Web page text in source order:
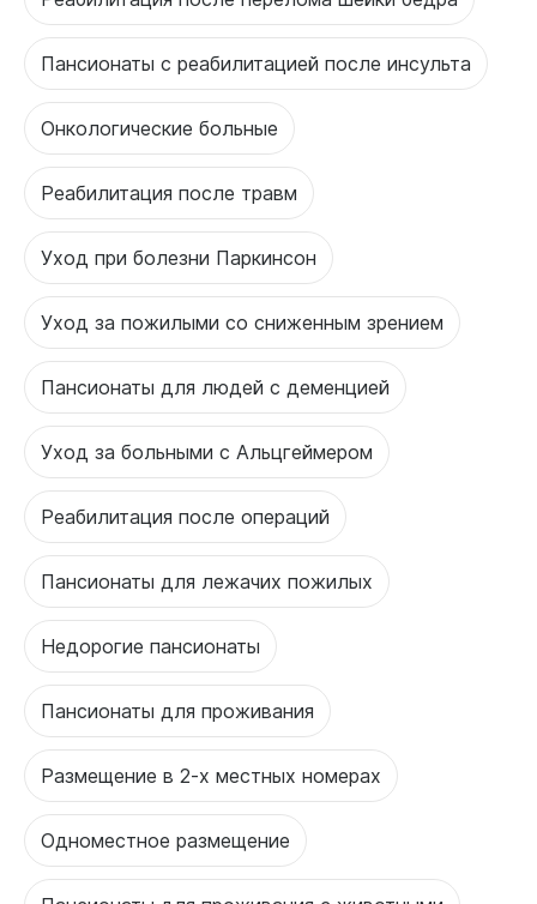
Пансионаты с реабилитацией после инсульта
Онкологические больные
Реабилитация после травм
Уход при болезни Паркинсон
Уход за пожилыми со сниженным зрением
Пансионаты для людей с деменцией
Уход за больными с Альцгеймером
Реабилитация после операций
Пансионаты для лежачих пожилых
Недорогие пансионаты
Пансионаты для проживания
Размещение в 2-х местных номерах
Одноместное размещение